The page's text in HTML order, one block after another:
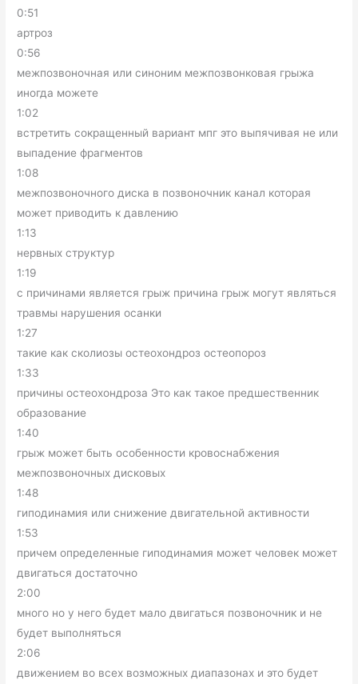
0:51
артроз
0:56
межпозвоночная или синоним межпозвонковая грыжа
иногда можете
1:02
встретить сокращенный вариант мпг это выпячивая не или
выпадение фрагментов
1:08
межпозвоночного диска в позвоночник канал которая
может приводить к давлению
1:13
нервных структур
1:19
с причинами является грыж причина грыж могут являться
травмы нарушения осанки
1:27
такие как сколиозы остеохондроз остеопороз
1:33
причины остеохондроза Это как такое предшественник
образование
1:40
грыж может быть особенности кровоснабжения
межпозвоночных дисковых
1:48
гиподинамия или снижение двигательной активности
1:53
причем определенные гиподинамия может человек может
двигаться достаточно
2:00
много но у него будет мало двигаться позвоночник и не
будет выполняться
2:06
движением во всех возможных диапазонах и это будет